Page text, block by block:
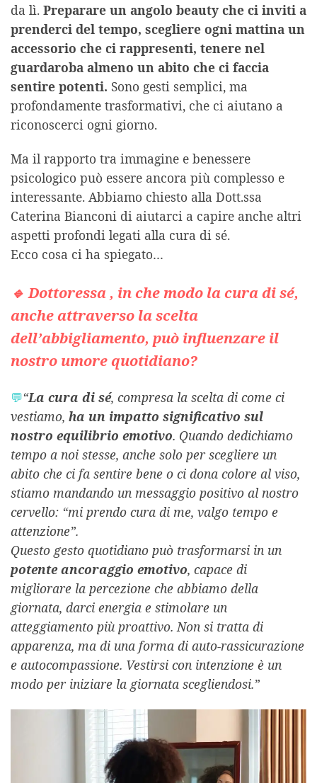
da lì. Preparare un angolo beauty che ci inviti a
prenderci del tempo, scegliere ogni mattina un
accessorio che ci rappresenti, tenere nel
guardaroba almeno un abito che ci faccia
sentire potenti. Sono gesti semplici, ma
profondamente trasformativi, che ci aiutano a
riconoscerci ogni giorno.
Ma il rapporto tra immagine e benessere
psicologico può essere ancora più complesso e
interessante. Abbiamo chiesto alla Dott.ssa
Caterina Bianconi di aiutarci a capire anche altri
aspetti profondi legati alla cura di sé.
Ecco cosa ci ha spiegato…
🔹 Dottoressa , in che modo la cura di sé,
anche attraverso la scelta
dell’abbigliamento, può influenzare il
nostro umore quotidiano?
💬“La cura di sé, compresa la scelta di come ci
vestiamo, ha un impatto significativo sul
nostro equilibrio emotivo. Quando dedichiamo
tempo a noi stesse, anche solo per scegliere un
abito che ci fa sentire bene o ci dona colore al viso,
stiamo mandando un messaggio positivo al nostro
cervello: “mi prendo cura di me, valgo tempo e
attenzione”.
Questo gesto quotidiano può trasformarsi in un
potente ancoraggio emotivo, capace di
migliorare la percezione che abbiamo della
giornata, darci energia e stimolare un
atteggiamento più proattivo. Non si tratta di
apparenza, ma di una forma di auto-rassicurazione
e autocompassione. Vestirsi con intenzione è un
modo per iniziare la giornata scegliendosi.”